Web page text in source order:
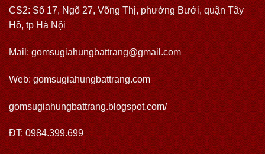
CS2: Số 17, Ngõ 27, Võng Thị, phường Bưởi, quận Tây
Hồ, tp Hà Nội
Mail: gomsugiahungbattrang@gmail.com
Web:gomsugiahungbattrang.com
gomsugiahungbattrang.blogspot.com/
ĐT: 0984.399.699